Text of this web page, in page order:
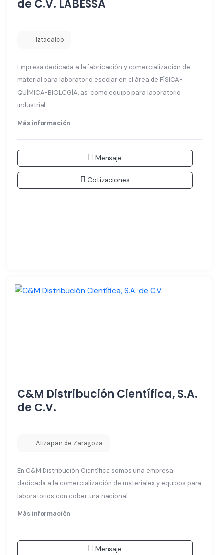
de C.V. LABESSA
Iztacalco
Empresa dedicada a la fabricación y comercialización de
material para laboratorio escolar en el área de FÍSICA-
QUÍMICA-BIOLOGÍA, así como equipo para laboratorio
industrial
Más información
Mensaje
Cotizaciones
C&M Distribución Científica, S.A.
de C.V.
Atizapan de Zaragoza
En C&M Distribución Científica somos una empresa
dedicada a la comercialización de materiales y equipos para
laboratorios con cobertura nacional
Más información
Mensaje